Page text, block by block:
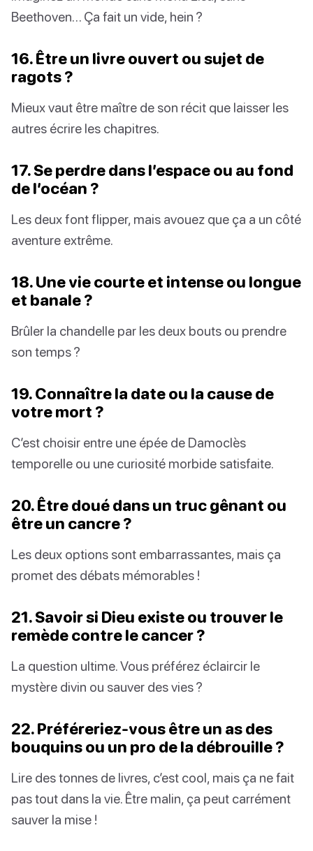
Beethoven… Ça fait un vide, hein ?
16. Être un livre ouvert ou sujet de
ragots ?
Mieux vaut être maître de son récit que laisser les
autres écrire les chapitres.
17. Se perdre dans l’espace ou au fond
de l’océan ?
Les deux font flipper, mais avouez que ça a un côté
aventure extrême.
18. Une vie courte et intense ou longue
et banale ?
Brûler la chandelle par les deux bouts ou prendre
son temps ?
19. Connaître la date ou la cause de
votre mort ?
C’est choisir entre une épée de Damoclès
temporelle ou une curiosité morbide satisfaite.
20. Être doué dans un truc gênant ou
être un cancre ?
Les deux options sont embarrassantes, mais ça
promet des débats mémorables !
21. Savoir si Dieu existe ou trouver le
remède contre le cancer ?
La question ultime. Vous préférez éclaircir le
mystère divin ou sauver des vies ?
22. Préféreriez-vous être un as des
bouquins ou un pro de la débrouille ?
Lire des tonnes de livres, c’est cool, mais ça ne fait
pas tout dans la vie. Être malin, ça peut carrément
sauver la mise !